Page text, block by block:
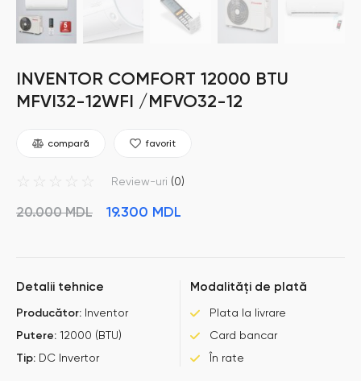
INVENTOR COMFORT 12000 BTU
MFVI32-12WFI /MFVO32-12
compară favorit
☆ ☆ ☆ ☆ ☆ Review-uri (0)
20.000MDL 19.300 MDL
Detalii tehnice
Producător: Inventor
Putere: 12000 (BTU)
Tip: DC Invertor
Modalități de plată
Plata la livrare
Card bancar
În rate